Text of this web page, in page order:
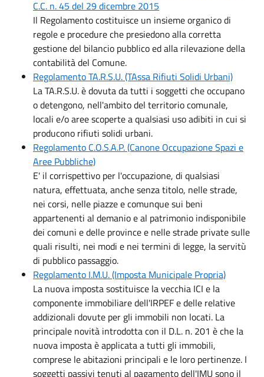
C.C. n. 45 del 29 dicembre 2015
Il Regolamento costituisce un insieme organico di
regole e procedure che presiedono alla corretta
gestione del bilancio pubblico ed alla rilevazione della
contabilità del Comune.
Regolamento TA.R.S.U. (TAssa Rifiuti Solidi Urbani)
La TA.R.S.U. è dovuta da tutti i soggetti che occupano
o detengono, nell'ambito del territorio comunale,
locali e/o aree scoperte a qualsiasi uso adibiti in cui si
producono rifiuti solidi urbani.
Regolamento C.O.S.A.P. (Canone Occupazione Spazi e
Aree Pubbliche)
E' il corrispettivo per l'occupazione, di qualsiasi
natura, effettuata, anche senza titolo, nelle strade,
nei corsi, nelle piazze e comunque sui beni
appartenenti al demanio e al patrimonio indisponibile
dei comuni e delle province e nelle strade private sulle
quali risulti, nei modi e nei termini di legge, la servitù
di pubblico passaggio.
Regolamento I.M.U. (Imposta Municipale Propria)
La nuova imposta sostituisce la vecchia ICI e la
componente immobiliare dell'IRPEF e delle relative
addizionali dovute per gli immobili non locati. La
principale novità introdotta con il D.L. n. 201 è che la
nuova imposta è applicata a tutti gli immobili,
comprese le abitazioni principali e le loro pertinenze. I
soggetti passivi tenuti al pagamento dell'IMU sono il